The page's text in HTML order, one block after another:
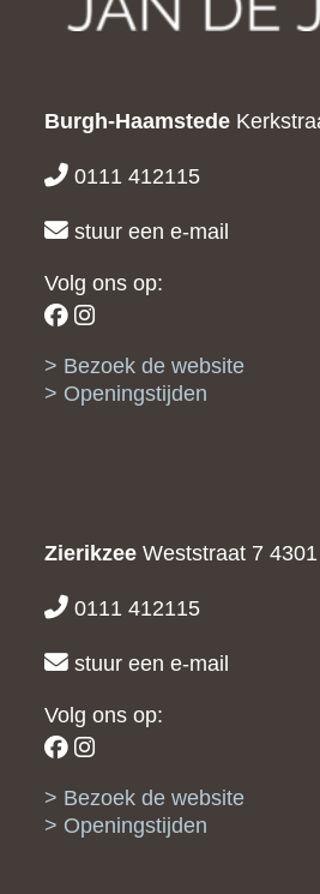
Burgh-Haamstede
0111 412115
stuur een e-mail
Volg ons op:
Bezoek de website
Openingstijden
Zierikzee Weststraat 7
0111 412115
stuur een e-mail
Volg ons op:
Bezoek de website
Openingstijden